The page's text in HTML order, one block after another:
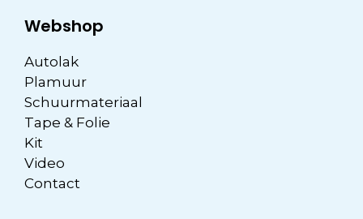
Webshop
Autolak
Plamuur
Schuurmateriaal
Tape & Folie
Kit
Video
Contact